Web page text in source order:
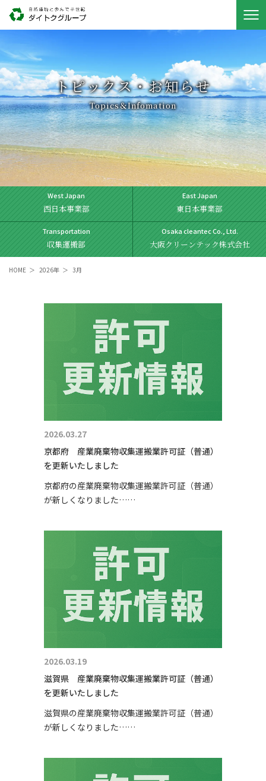
トピックス・お知らせ
Topics＆Infomation
West Japan
西日本事業部
East Japan
東日本事業部
Transportation
収集運搬部
Osaka cleantec Co., Ltd.
大阪クリーンテック株式会社
HOME ＞ 2026年 ＞ 3月
2026.03.27
京都府 産業廃棄物収集運搬業許可証（普通）
を更新いたしました
京都府の産業廃棄物収集運搬業許可証（普通）
が新しくなりました……
2026.03.19
滋賀県 産業廃棄物収集運搬業許可証（普通）
を更新いたしました
滋賀県の産業廃棄物収集運搬業許可証（普通）
が新しくなりました……